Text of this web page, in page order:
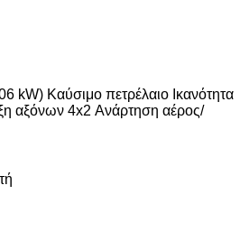
kW) Καύσιμο πετρέλαιο Ικανότητα
αξόνων 4x2 Ανάρτηση αέρος/